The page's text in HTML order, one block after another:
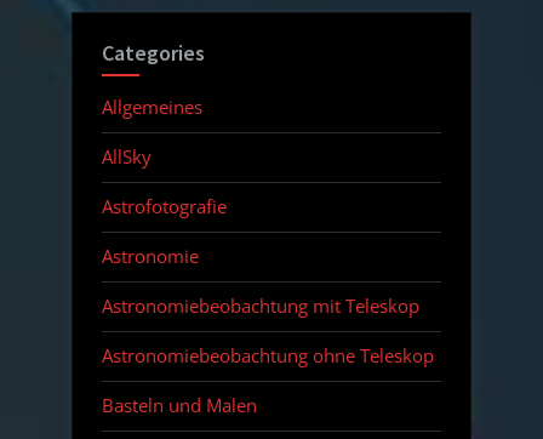
Categories
Allgemeines
AllSky
Astrofotografie
Astronomie
Astronomiebeobachtung mit Teleskop
Astronomiebeobachtung ohne Teleskop
Basteln und Malen